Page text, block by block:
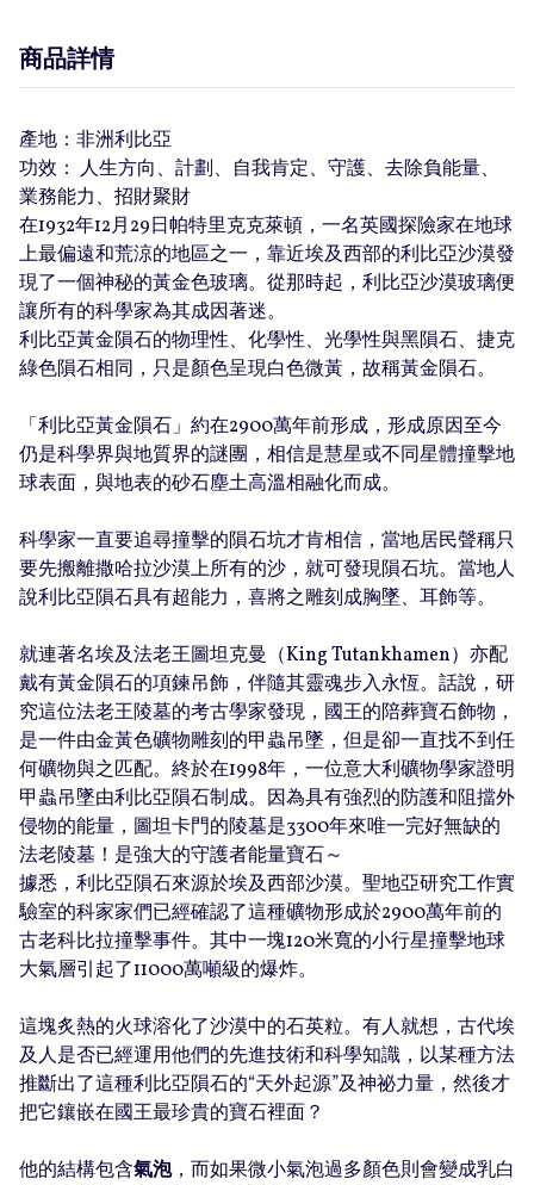
商品詳情
產地：非洲利比亞
功效： 人生方向、計劃、自我肯定、守護、去除負能量、
業務能力、招財聚財
在1932年12月29日帕特里克克萊頓，一名英國探險家在地球
上最偏遠和荒涼的地區之一，靠近埃及西部的利比亞沙漠發
現了一個神秘的黃金色玻璃。從那時起，利比亞沙漠玻璃便
讓所有的科學家為其成因著迷。
利比亞黃金隕石的物理性、化學性、光學性與黑隕石、捷克
綠色隕石相同，只是顏色呈現白色微黃，故稱黃金隕石。
「利比亞黃金隕石」約在2900萬年前形成，形成原因至今
仍是科學界與地質界的謎團，相信是慧星或不同星體撞擊地
球表面，與地表的砂石塵土高溫相融化而成。
科學家一直要追尋撞擊的隕石坑才肯相信，當地居民聲稱只
要先搬離撒哈拉沙漠上所有的沙，就可發現隕石坑。當地人
說利比亞隕石具有超能力，喜將之雕刻成胸墜、耳飾等。
就連著名埃及法老王圖坦克曼（King Tutankhamen）亦配
戴有黃金隕石的項鍊吊飾，伴隨其靈魂步入永恆。話說，研
究這位法老王陵墓的考古學家發現，國王的陪葬寶石飾物，
是一件由金黃色礦物雕刻的甲蟲吊墜，但是卻一直找不到任
何礦物與之匹配。終於在1998年，一位意大利礦物學家證明
甲蟲吊墜由利比亞隕石制成。因為具有強烈的防護和阻擋外
侵物的能量，圖坦卡門的陵墓是3300年來唯一完好無缺的
法老陵墓！是強大的守護者能量寶石～
據悉，利比亞隕石來源於埃及西部沙漠。聖地亞研究工作實
驗室的科家家們已經確認了這種礦物形成於2900萬年前的
古老科比拉撞擊事件。其中一塊120米寬的小行星撞擊地球
大氣層引起了11000萬噸級的爆炸。
這塊炙熱的火球溶化了沙漠中的石英粒。有人就想，古代埃
及人是否已經運用他們的先進技術和科學知識，以某種方法
推斷出了這種利比亞隕石的“天外起源”及神祕力量，然後才
把它鑲嵌在國王最珍貴的寶石裡面？
他的結構包含氣泡，而如果微小氣泡過多顏色則會變成乳白